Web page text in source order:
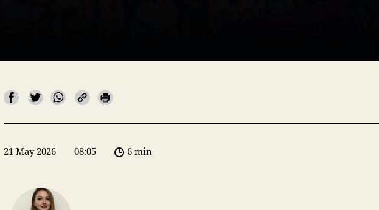
21 May 2026 08:05 6 min